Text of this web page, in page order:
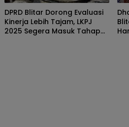
prosesi
yang
digelar di
Pendopo
DPRD Blitar Dorong Evaluasi
Kinerja Lebih Tajam, LKPJ
2025 Segera Masuk Tahap